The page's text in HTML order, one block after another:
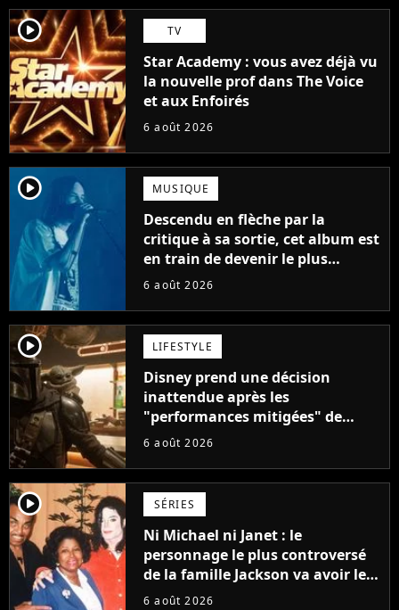
player2 TV
Star Academy : vous avez déjà vu
la nouvelle prof dans The Voice
et aux Enfoirés
6 août 2026
player2 MUSIQUE
Descendu en flèche par la
critique à sa sortie, cet album est
en train de devenir le plus
populaire de son auteur
6 août 2026
player2 LIFESTYLE
Disney prend une décision
inattendue après les
"performances mitigées" de
Vaiana et The Mandalorian &
6 août 2026
player2 SÉRIES
Ni Michael ni Janet : le
personnage le plus controversé
de la famille Jackson va avoir le
droit à sa propre série
6 août 2026